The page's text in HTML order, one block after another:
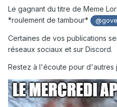
Le gagnant du titre de Meme
*roulement de tambour*
Certaines de vos publications
réseaux sociaux et sur Discord.
Restez à l'écoute pour d'autres